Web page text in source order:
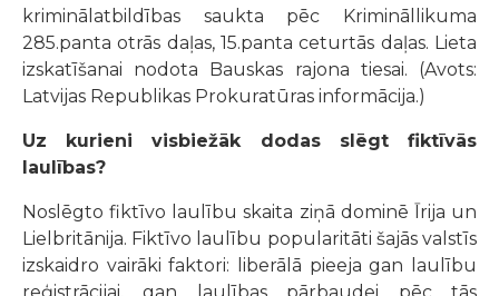
kriminālatbildības saukta pēc Krimināllikuma
285.panta otrās daļas, 15.panta ceturtās daļas. Lieta
izskatīšanai nodota Bauskas rajona tiesai. (Avots:
Latvijas Republikas Prokuratūras informācija.)
Uz kurieni visbiežāk dodas slēgt fiktīvās
laulības?
Noslēgto fiktīvo laulību skaita ziņā dominē Īrija un
Lielbritānija. Fiktīvo laulību popularitāti šajās valstīs
izskaidro vairāki faktori: liberālā pieeja gan laulību